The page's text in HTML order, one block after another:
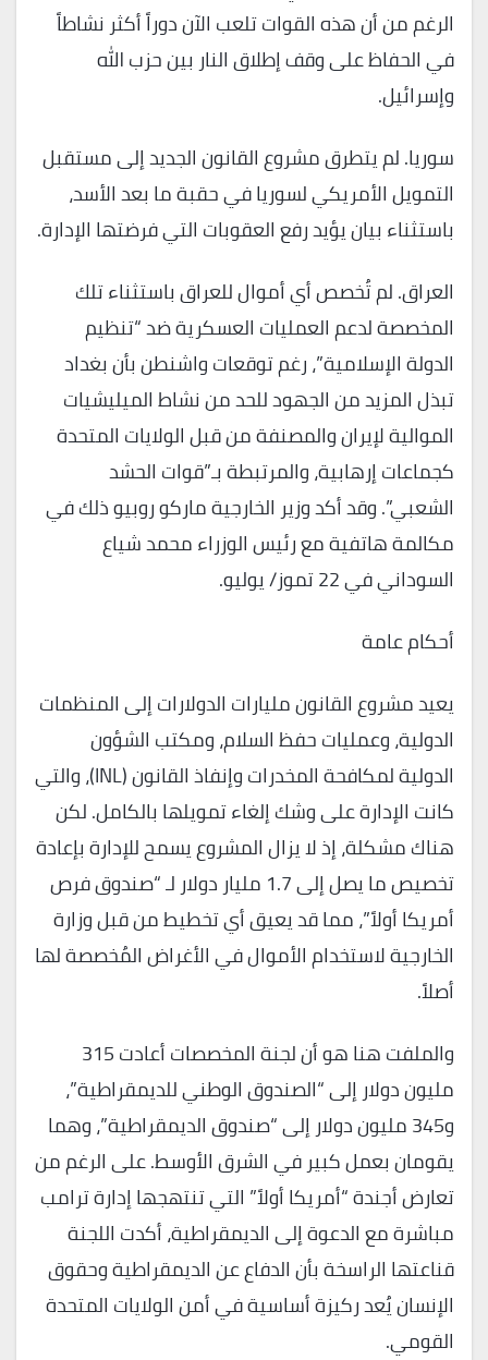
الرغم من أن هذه القوات تلعب الآن دوراً أكثر نشاطاً
في الحفاظ على وقف إطلاق النار بين حزب الله
وإسرائيل.
سوريا. لم يتطرق مشروع القانون الجديد إلى مستقبل
التمويل الأمريكي لسوريا في حقبة ما بعد الأسد،
باستثناء بيان يؤيد رفع العقوبات التي فرضتها الإدارة.
العراق. لم تُخصص أي أموال للعراق باستثناء تلك
المخصصة لدعم العمليات العسكرية ضد “تنظيم
الدولة الإسلامية”، رغم توقعات واشنطن بأن بغداد
تبذل المزيد من الجهود للحد من نشاط الميليشيات
الموالية لإيران والمصنفة من قبل الولايات المتحدة
كجماعات إرهابية، والمرتبطة بـ”قوات الحشد
الشعبي”. وقد أكد وزير الخارجية ماركو روبيو ذلك في
مكالمة هاتفية مع رئيس الوزراء محمد شياع
السوداني في 22 تموز/ يوليو.
أحكام عامة
يعيد مشروع القانون مليارات الدولارات إلى المنظمات
الدولية، وعمليات حفظ السلام، ومكتب الشؤون
الدولية لمكافحة المخدرات وإنفاذ القانون (INL)، والتي
كانت الإدارة على وشك إلغاء تمويلها بالكامل. لكن
هناك مشكلة، إذ لا يزال المشروع يسمح للإدارة بإعادة
تخصيص ما يصل إلى 1.7 مليار دولار لـ “صندوق فرص
أمريكا أولاً”، مما قد يعيق أي تخطيط من قبل وزارة
الخارجية لاستخدام الأموال في الأغراض المُخصصة لها
أصلاً.
والملفت هنا هو أن لجنة المخصصات أعادت 315
مليون دولار إلى “الصندوق الوطني للديمقراطية”،
و345 مليون دولار إلى “صندوق الديمقراطية”، وهما
يقومان بعمل كبير في الشرق الأوسط. على الرغم من
تعارض أجندة “أمريكا أولاً” التي تنتهجها إدارة ترامب
مباشرة مع الدعوة إلى الديمقراطية، أكدت اللجنة
قناعتها الراسخة بأن الدفاع عن الديمقراطية وحقوق
الإنسان يُعد ركيزة أساسية في أمن الولايات المتحدة
القومي.